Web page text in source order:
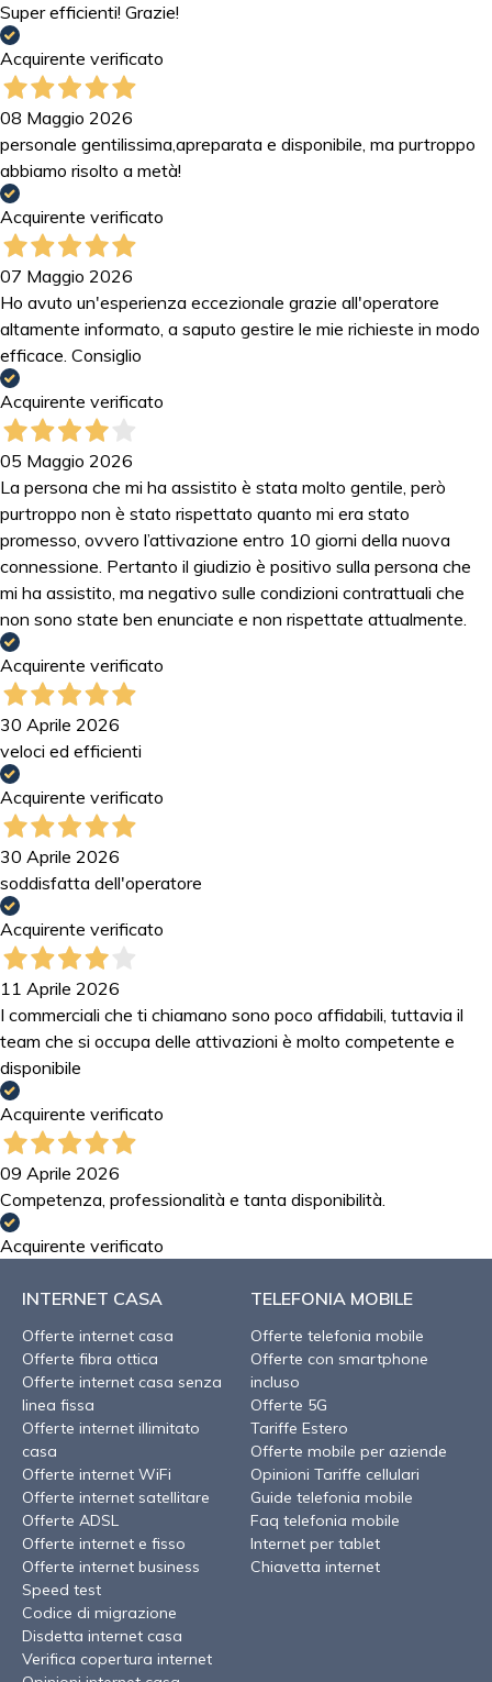
Super efficienti! Grazie!
Acquirente verificato
08 Maggio 2026
personale gentilissima,apreparata e disponibile, ma purtroppo
abbiamo risolto a metà!
Acquirente verificato
07 Maggio 2026
Ho avuto un'esperienza eccezionale grazie all'operatore
altamente informato, a saputo gestire le mie richieste in modo
efficace. Consiglio
Acquirente verificato
05 Maggio 2026
La persona che mi ha assistito è stata molto gentile, però
purtroppo non è stato rispettato quanto mi era stato
promesso, ovvero l’attivazione entro 10 giorni della nuova
connessione. Pertanto il giudizio è positivo sulla persona che
mi ha assistito, ma negativo sulle condizioni contrattuali che
non sono state ben enunciate e non rispettate attualmente.
Acquirente verificato
30 Aprile 2026
veloci ed efficienti
Acquirente verificato
30 Aprile 2026
soddisfatta dell'operatore
Acquirente verificato
11 Aprile 2026
I commerciali che ti chiamano sono poco affidabili, tuttavia il
team che si occupa delle attivazioni è molto competente e
disponibile
Acquirente verificato
09 Aprile 2026
Competenza, professionalità e tanta disponibilità.
Acquirente verificato
INTERNET CASA
Offerte internet casa
Offerte fibra ottica
Offerte internet casa senza
linea fissa
Offerte internet illimitato
casa
Offerte internet WiFi
Offerte internet satellitare
Offerte ADSL
Offerte internet e fisso
Offerte internet business
Speed test
Codice di migrazione
Disdetta internet casa
Verifica copertura internet
TELEFONIA MOBILE
Offerte telefonia mobile
Offerte con smartphone
incluso
Offerte 5G
Tariffe Estero
Offerte mobile per aziende
Opinioni Tariffe cellulari
Guide telefonia mobile
Faq telefonia mobile
Internet per tablet
Chiavetta internet